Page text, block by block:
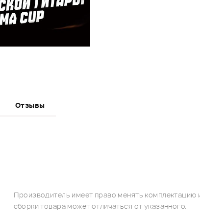
Отзывы
Производитель имеет право менять
сборки товара может отличаться от указанного.